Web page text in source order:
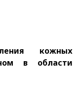
кожных
в области